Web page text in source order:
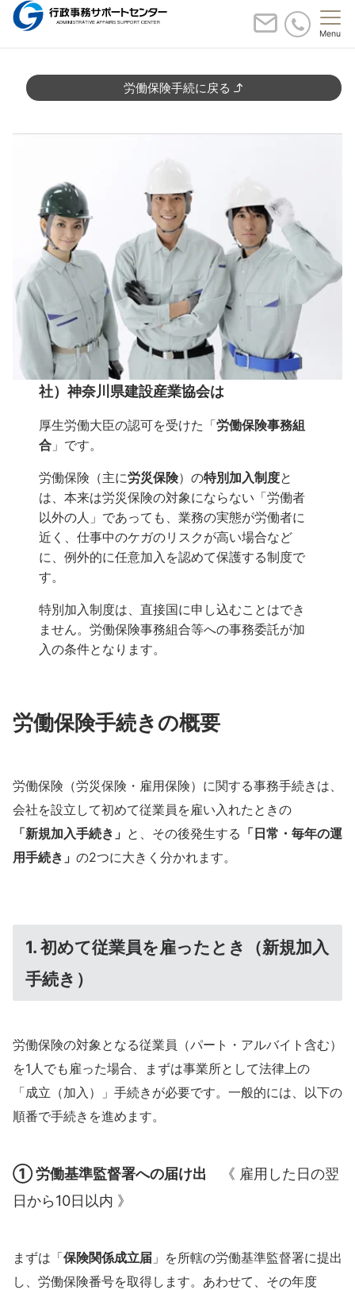
Menu
労働保険手続に戻る
社）神奈川県建設産業協会は
厚生労働大臣の認可を受けた「労働保険事務組
合 」です。
労働保険（主に労災保険）の特別加入制度と
は、本来は労災保険の対象にならない「労働者
以外の人」であっても、業務の実態が労働者に
近く、仕事中のケガのリスクが高い場合など
に、例外的に任意加入を認めて保護する制度で
す。
特別加入制度は、直接国に申し込むことはでき
ません。労働保険事務組合等への事務委託が加
入の条件となります。
労働保険手続きの概要
労働保険（労災保険・雇用保険）に関する事務手続きは、
会社を設立して初めて従業員を雇い入れたときの
「新規加入手続き」 と、その後発生する 「日常・毎年の運
用手続き」 の2つに大きく分かれます。
1. 初めて従業員を雇ったとき（新規加入
手続き）
労働保険の対象となる従業員（パート・アルバイト含む）
を1人でも雇った場合、まずは事業所として法律上の
「成立（加入）」手続きが必要です。一般的には、以下の
順番で手続きを進めます。
①労働基準監督署への届け出 《 雇用した日の翌
日から10日以内 》
まずは「保険関係成立届 」を所轄の労働基準監督署に提出
し、労働保険番号を取得します。あわせて、その年度